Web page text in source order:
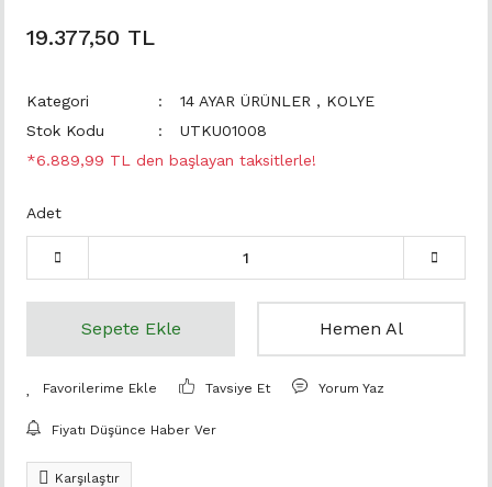
19.377,50 TL
Kategori 14 AYAR ÜRÜNLER , KOLYE
Stok Kodu
UTKU01008
*6.889,99 TL den başlayan taksitlerle!
Adet
Sepete Ekle Hemen Al
Tavsiye Et Yorum Yaz
Fiyatı Düşünce Haber Ver
Karşılaştır